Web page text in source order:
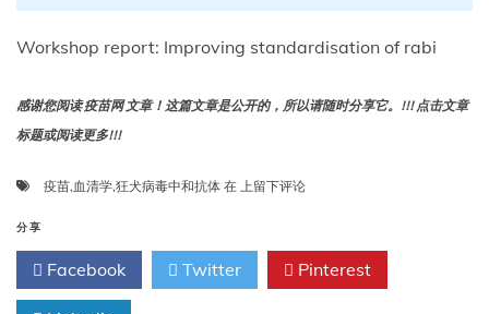
Workshop report: Improving standardisation of rabi
感谢您阅读 疫苗网 文章！这篇文章是公开的，所以请随时分享它。!!! 点击文章
标题或阅读更多!!!
疫苗,血清学,狂犬病毒中和抗体 在 研
报
告：
改
上留下评论
分享
Facebook Twitter Pinterest